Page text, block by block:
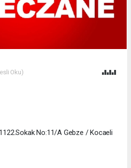
Oku)
No:11/A Gebze / Kocaeli